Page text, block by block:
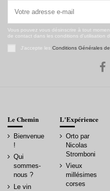
Vous pouvez vous désinscrire à tout
de contact dans les conditions d'utilisation
J'accepte les Conditions Générales
Le Chemin
Bienvenue
!
Qui
sommes-
nous ?
Le vin
L'Expérience
Orto par
Nicolas
Stromboni
Vieux
millésimes
corses